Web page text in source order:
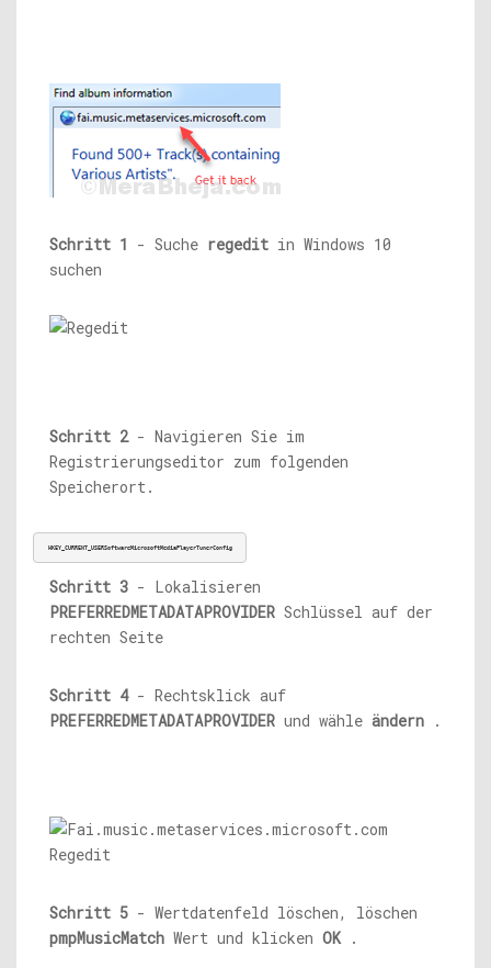
Schritt 1 - Suche regedit in Windows 10
suchen
Schritt 2- Navigieren Sie im
Registrierungseditor zum folgenden
Speicherort.
HKEY_CURRENT_USERSoftwareMicrosoftMediaPlayerTunerConfig
Schritt 3 - Lokalisieren
PREFERREDMETADATAPROVIDER Schlüssel auf der
rechten Seite
Schritt 4- Rechtsklick auf
PREFERREDMETADATAPROVIDER und wähle ändern .
Schritt 5 - Wertdatenfeld löschen, löschen
pmpMusicMatch Wert und klicken OK.